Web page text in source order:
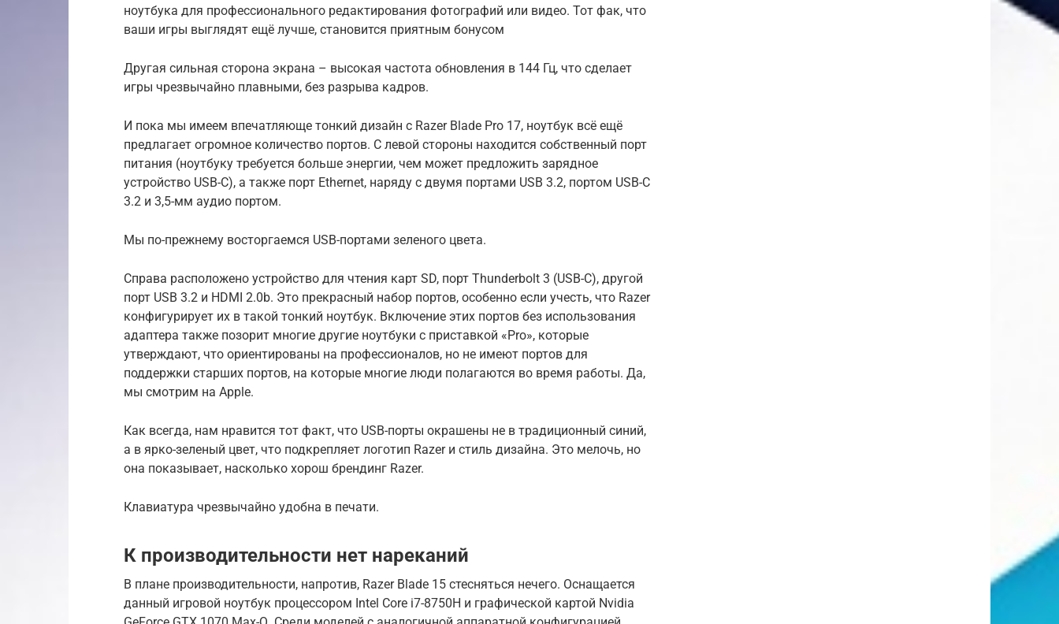
ноутбука для профессионального редактирования фотографий или видео. Тот фак, что
ваши игры выглядят ещё лучше, становится приятным бонусом
Другая сильная сторона экрана – высокая частота обновления в 144 Гц, что сделает
игры чрезвычайно плавными, без разрыва кадров.
И пока мы имеем впечатляюще тонкий дизайн с Razer Blade Pro 17, ноутбук всё ещё
предлагает огромное количество портов. С левой стороны находится собственный порт
питания (ноутбуку требуется больше энергии, чем может предложить зарядное
устройство USB-C), а также порт Ethernet, наряду с двумя портами USB 3.2, портом USB-C
3.2 и 3,5-мм аудио портом.
Мы по-прежнему восторгаемся USB-портами зеленого цвета.
Справа расположено устройство для чтения карт SD, порт Thunderbolt 3 (USB-C), другой
порт USB 3.2 и HDMI 2.0b. Это прекрасный набор портов, особенно если учесть, что Razer
конфигурирует их в такой тонкий ноутбук. Включение этих портов без использования
адаптера также позорит многие другие ноутбуки с приставкой «Pro», которые
утверждают, что ориентированы на профессионалов, но не имеют портов для
поддержки старших портов, на которые многие люди полагаются во время работы. Да,
мы смотрим на Apple.
Как всегда, нам нравится тот факт, что USB-порты окрашены не в традиционный синий,
а в ярко-зеленый цвет, что подкрепляет логотип Razer и стиль дизайна. Это мелочь, но
она показывает, насколько хорош брендинг Razer.
Клавиатура чрезвычайно удобна в печати.
К производительности нет нареканий
В плане производительности, напротив, Razer Blade 15 стесняться нечего. Оснащается
данный игровой ноутбук процессором Intel Core i7-8750H и графической картой Nvidia